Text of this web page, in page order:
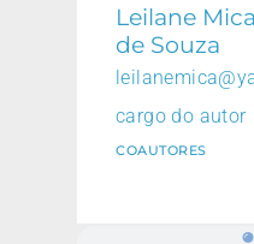
Leilane
de Souza
cargo do autor
COAUTORES